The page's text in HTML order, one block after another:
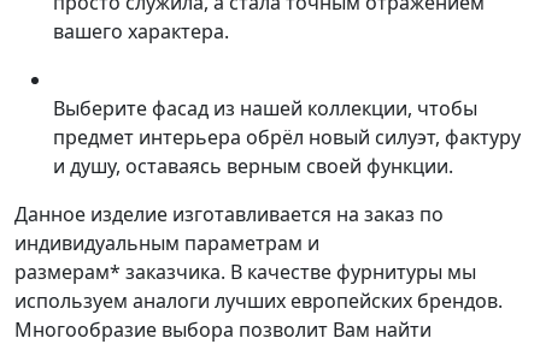
вашего характера.
Выберите фасад из нашей коллекции, чтобы
предмет интерьера обрёл новый силуэт, фактуру
и душу, оставаясь верным своей функции.
Данное изделие изготавливается на заказ по
индивидуальным параметрам и
размерам* заказчика. В качестве фурнитуры мы
используем аналоги лучших европейских брендов.
Многообразие выбора позволит Вам найти